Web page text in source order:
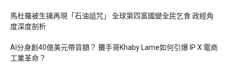
馬杜羅被生擒再現「石油詛咒」 全球第四富國變全民乞食 政經角
度深度剖析
AI分身創40億美元帶貨額？ 攤手哥Khaby Lame如何引爆 IP X 電商
工業革命？